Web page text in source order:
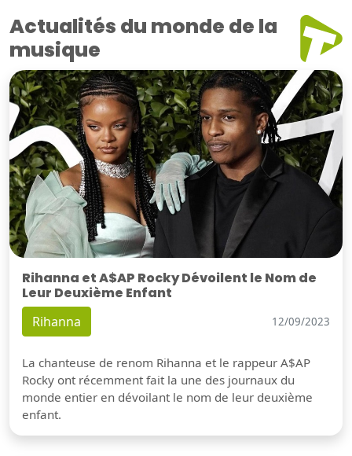
Actualités du monde de la
musique
Rihanna et A$AP Rocky Dévoilent le Nom de
Leur Deuxième Enfant
Rihanna 12/09/2023
La chanteuse de renom Rihanna et le rappeur A$AP
Rocky ont récemment fait la une des journaux du
monde entier en dévoilant le nom de leur deuxième
enfant.